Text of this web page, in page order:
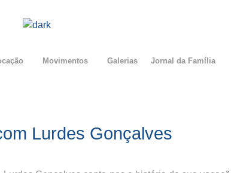
Movimentos Galerias Jornal da Família
Lurdes Gonçalves